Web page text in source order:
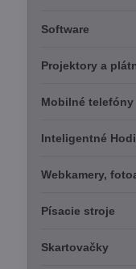
Software
Projektory a
Mobilné telefóny
Inteligentné
Webkamery,
Písacie stroje
Skartovačky